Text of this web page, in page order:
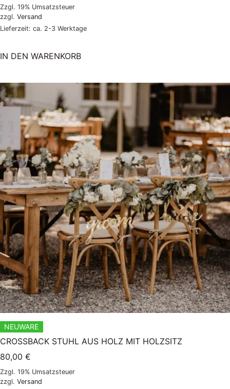
Zzgl. 19% Umsatzsteuer
zzgl. Versand
Lieferzeit: ca. 2-3 Werktage
IN DEN WARENKORB
NEUWARE
CROSSBACK STUHL AUS HOLZ MIT HOLZSITZ
80,00 €
Zzgl. 19% Umsatzsteuer
zzgl. Versand